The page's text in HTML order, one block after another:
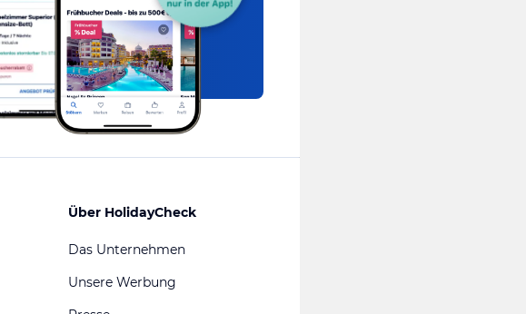
Über HolidayCheck
Das Unternehmen
Unsere Werbung